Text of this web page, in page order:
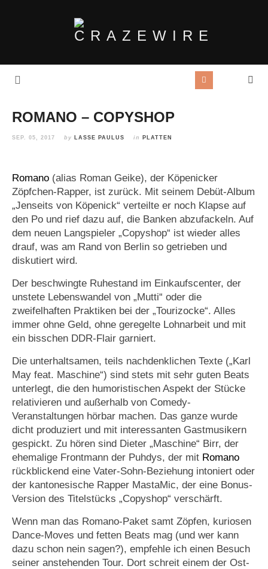
ROMANO – COPYSHOP
SEP. 05, 2017 by LASSE PAULUS in PLATTEN
Romano (alias Roman Geike), der Köpenicker
Zöpfchen-Rapper, ist zurück. Mit seinem Debüt-Album
„Jenseits von Köpenick“ verteilte er noch Klapse auf
den Po und rief dazu auf, die Banken abzufackeln. Auf
dem neuen Langspieler „Copyshop“ ist wieder alles
drauf, was am Rand von Berlin so getrieben und
diskutiert wird.
Der beschwingte Ruhestand im Einkaufscenter, der
unstete Lebenswandel von „Mutti“ oder die
zweifelhaften Praktiken bei der „Tourizocke“. Alles
immer ohne Geld, ohne geregelte Lohnarbeit und mit
ein bisschen DDR-Flair garniert.
Die unterhaltsamen, teils nachdenklichen Texte („Karl
May feat. Maschine“) sind stets mit sehr guten Beats
unterlegt, die den humoristischen Aspekt der Stücke
relativieren und außerhalb von Comedy-
Veranstaltungen hörbar machen. Das ganze wurde
dicht produziert und mit interessanten Gastmusikern
gespickt. Zu hören sind Dieter „Maschine“ Birr, der
ehemalige Frontmann der Puhdys, der mit Romano
rückblickend eine Vater-Sohn-Beziehung intoniert oder
der kantonesische Rapper MastaMic, der eine Bonus-
Version des Titelstücks „Copyshop“ verschärft.
Wenn man das Romano-Paket samt Zöpfen, kuriosen
Dance-Moves und fetten Beats mag (und wer kann
dazu schon nein sagen?), empfehle ich einen Besuch
seiner anstehenden Tour. Dort schreit einem der Ost-